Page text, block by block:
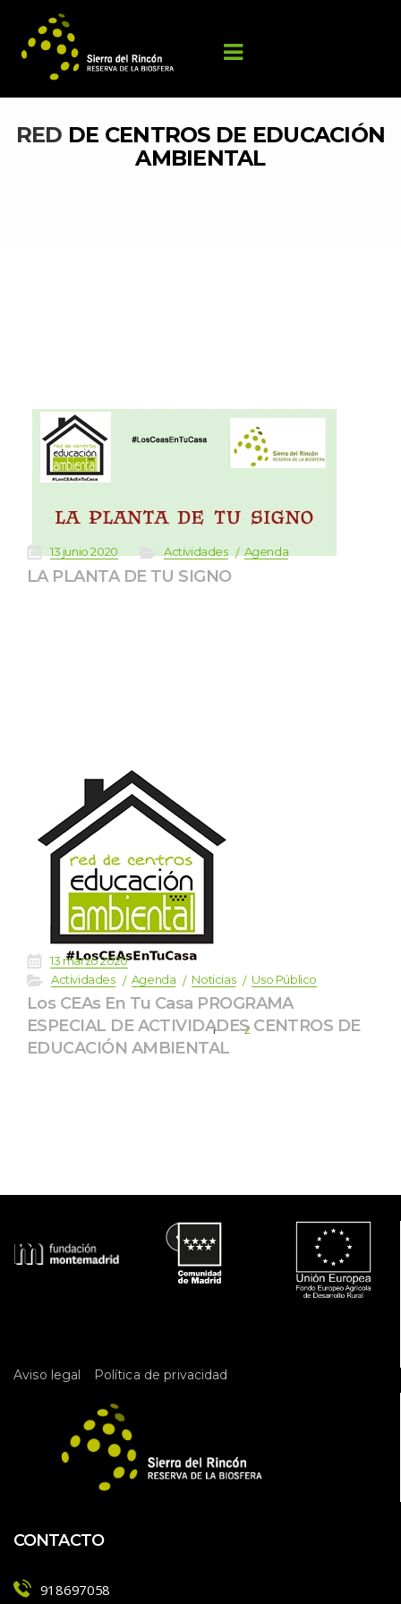
RED DE CENTROS DE EDUCACIÓN
AMBIENTAL
13 junio 2020 Actividade Agenda
LA PLANTA DE TU SIGNO
13 marzo 2020
Actividade Agenda Noticia Uso Público
Los CEAs En Tu Casa PROGRAMA
ESPECIAL DE ACTIVIDADES CENTROS DE
EDUCACIÓN AMBIENTAL
1 2
Aviso legal Política de privacidad
CONTACTO
918697058